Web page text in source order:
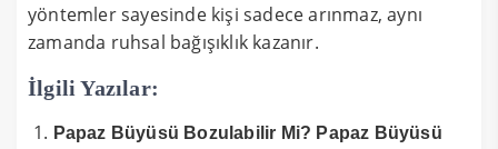
yöntemler sayesinde kişi sadece arınmaz, aynı
zamanda ruhsal bağışıklık kazanır.
İlgili Yazılar:
Papaz Büyüsü Bozulabilir Mi? Papaz Büyüsü